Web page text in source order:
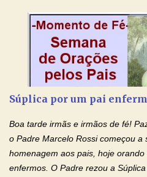
conforto, boa alimentação,
procuram orientá-los para que
alegrias, com seus dissabores.
vitórias, em seus fracassos, em
exceções, mas essas exceções
estado natural, normal. O mundo
absurdas. Temos notícia de pais
desrespeitam, que espancam ou
filhos. Mas isso não é o c...
Súplica por um pai
Boa tarde irmãs e irmãos de fé!
o Padre Marcelo Rossi começou a
homenagem aos pais, hoje
enfermos. O Padre rezou a